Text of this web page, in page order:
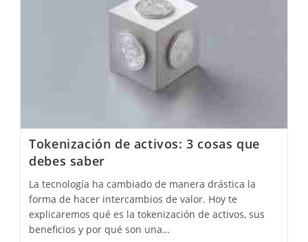
Los
Fondos
Diferencias
Tokenización de activos: 3 cosas que
debes saber
La tecnología ha cambiado de manera drástica la
forma de hacer intercambios de valor. Hoy te
explicaremos qué es la tokenización de activos, sus
beneficios y por qué son una…